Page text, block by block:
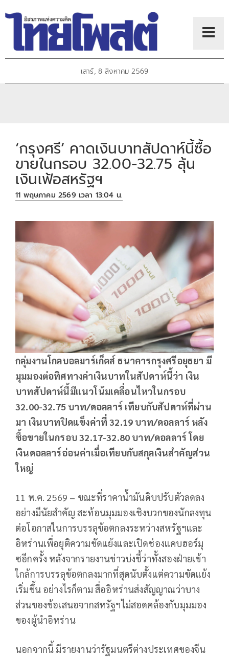
เสาร์, 8 สิงหาคม 2569
‘กรุงศรี’ คาดเงินบาทสัปดาห์นี้ซื้อ
ขายในกรอบ 32.00-32.75 ลุ้น
เงินเฟ้อสหรัฐฯ
11 พฤษภาคม 2569 เวลา 13:04 น.
กลุ่มงานโกลบอลมาร์เก็ตส์ ธนาคารกรุงศรีอยุธยา มี
มุมมองต่อทิศทางค่าเงินบาทในสัปดาห์นี้ว่า เงิน
บาทสัปดาห์นี้มีแนวโน้มเคลื่อนไหวในกรอบ
32.00-32.75 บาท/ดอลลาร์ เทียบกับสัปดาห์ที่ผ่าน
มา เงินบาทปิดแข็งค่าที่ 32.19 บาท/ดอลลาร์ หลัง
ซื้อขายในกรอบ 32.17-32.80 บาท/ดอลลาร์ โดย
เงินดอลลาร์อ่อนค่าเมื่อเทียบกับสกุลเงินสำคัญส่วน
ใหญ่
11 พ.ค. 2569 – ขณะที่ราคาน้ำมันดิบปรับตัวลดลง
อย่างมีนัยสำคัญ สะท้อนมุมมองเชิงบวกของนักลงทุน
ต่อโอกาสในการบรรลุข้อตกลงระหว่างสหรัฐฯและ
อิหร่านเพื่อยุติความขัดแย้งและเปิดช่องแคบฮอร์มุ
ซอีกครั้ง หลังจากรายงานข่าวบ่งชี้ว่าทั้งสองฝ่ายเข้า
ใกล้การบรรลุข้อตกลงมากที่สุดนับตั้งแต่ความขัดแย้ง
เริ่มขึ้น อย่างไรก็ตาม สื่ออิหร่านส่งสัญญาณว่าบาง
ส่วนของข้อเสนอจากสหรัฐฯไม่สอดคล้องกับมุมมอง
ของผู้นำอิหร่าน
นอกจากนี้ มีรายงานว่ารัฐมนตรีต่างประเทศของจีน